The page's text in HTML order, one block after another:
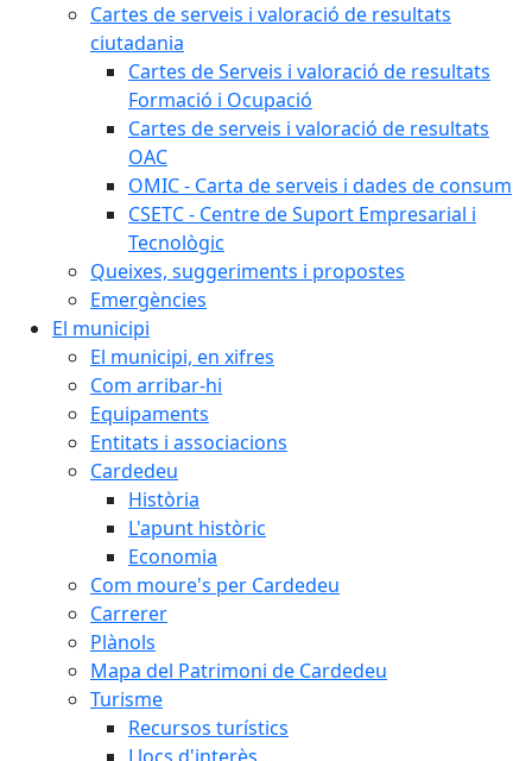
Cartes de serveis i valoració de resultats
ciutadania
Cartes de Serveis i valoració de resultats
Formació i Ocupació
Cartes de serveis i valoració de resultats
OAC
OMIC - Carta de serveis i dades de consum
CSETC - Centre de Suport Empresarial i
Tecnològic
Queixes, suggeriments i propostes
Emergències
El municipi
El municipi, en xifres
Com arribar-hi
Equipaments
Entitats i associacions
Cardedeu
Història
L'apunt històric
Economia
Com moure's per Cardedeu
Carrerer
Plànols
Mapa del Patrimoni de Cardedeu
Turisme
Recursos turístics